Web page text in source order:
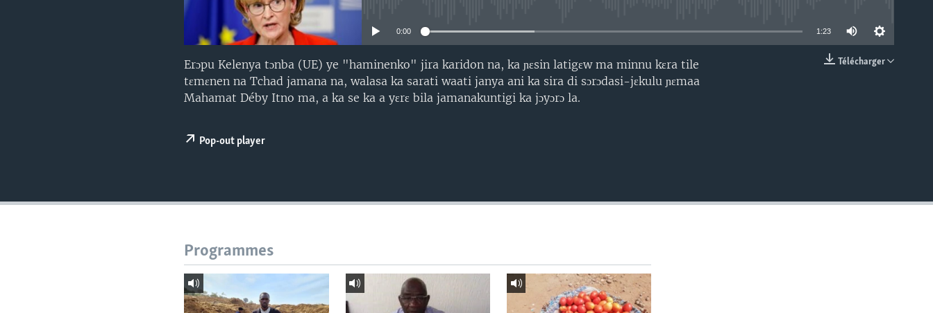
0:00 1:23
Télécharger
Erɔpu Kelenya tɔnba (UE) ye "haminenko" jira karidon na, ka ɲɛsin latigɛw ma minnu kɛra tile
tɛmɛnen na Tchad jamana na, walasa ka sarati waati janya ani ka sira di sɔrɔdasi-jɛkulu ɲɛmaa
Mahamat Déby Itno ma, a ka se ka a yɛrɛ bila jamanakuntigi ka jɔyɔrɔ la.
Pop-out player
Programmes